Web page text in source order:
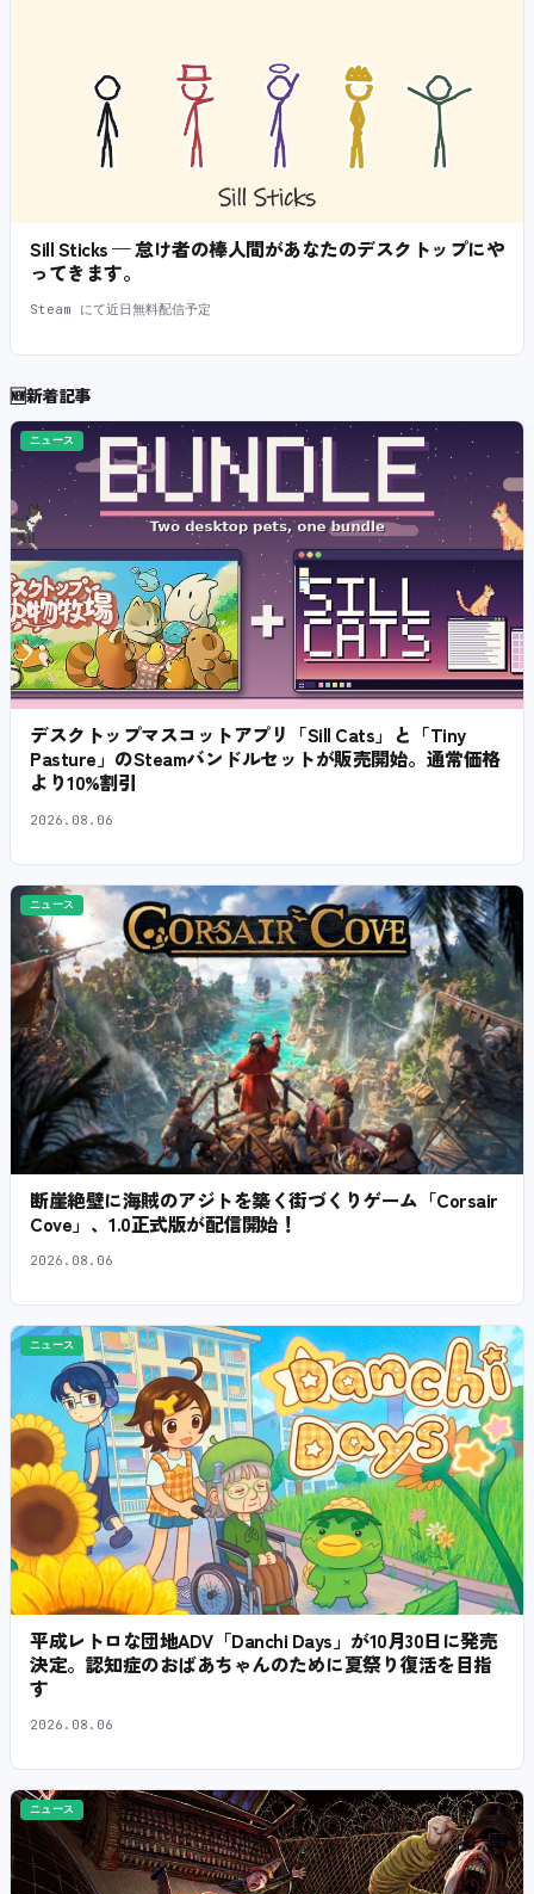
Sill Sticks — 怠け者の棒人間があなたのデスクトップにや
ってきます。
Steam にて近日無料配信予定
🆕新着記事
ニュース
デスクトップマスコットアプリ「Sill Cats」と「Tiny
Pasture」のSteamバンドルセットが販売開始。通常価格
より10%割引
2026.08.06
ニュース
断崖絶壁に海賊のアジトを築く街づくりゲーム「Corsair
Cove」、1.0正式版が配信開始！
2026.08.06
ニュース
平成レトロな団地ADV「Danchi Days」が10月30日に発売
決定。認知症のおばあちゃんのために夏祭り復活を目指
す
2026.08.06
ニュース